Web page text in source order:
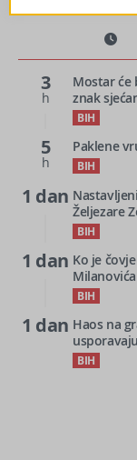
3
h
Mostar će
znak
BIH
5
h
Paklene
BIH
1 dan
Željezare
BIH
1 dan Ko je
BIH
1 dan Haos na
BIH